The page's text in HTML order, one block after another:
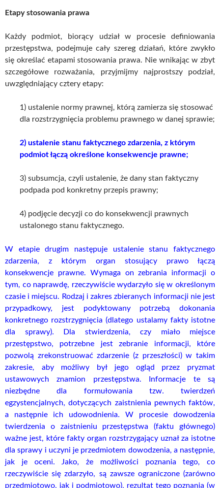
Etapy stosowania prawa
Każdy podmiot, biorący udział w procesie definiowania
przestępstwa, podejmuje cały szereg działań, które zwykło
się określać etapami stosowania prawa. Nie wnikając w zbyt
szczegółowe rozważania, przyjmijmy najprostszy podział,
uwzględniający cztery etapy:
1) ustalenie normy prawnej, którą zamierza się stosować
dla rozstrzygnięcia problemu prawnego w danej sprawie;
2) ustalenie stanu faktycznego zdarzenia, z którym
podmiot łączą określone konsekwencje prawne;
3) subsumcja, czyli ustalenie, że dany stan faktyczny
podpada pod konkretny przepis prawny;
4) podjęcie decyzji co do konsekwencji prawnych
ustalonego stanu faktycznego.
W etapie drugim następuje ustalenie stanu faktycznego
zdarzenia, z którym organ stosujący prawo łączą
konsekwencje prawne. Wymaga on zebrania informacji o
tym, co naprawdę, rzeczywiście wydarzyło się w określonym
czasie i miejscu. Rodzaj i zakres zbieranych informacji nie jest
przypadkowy, jest podyktowany potrzebą dokonania
konkretnego rozstrzygnięcia (dlatego ustalamy fakty istotne
dla sprawy). Dla stwierdzenia, czy miało miejsce
przestępstwo, potrzebne jest zebranie informacji, które
pozwolą zrekonstruować zdarzenie (z przeszłości) w takim
zakresie, aby możliwy był jego ogląd przez pryzmat
ustawowych znamion przestępstwa. Informacje te są
niezbędne dla formułowania tzw. twierdzeń
egzystencjalnych, dotyczących zaistnienia pewnych faktów,
a następnie ich udowodnienia. W procesie dowodzenia
twierdzenia o zaistnieniu przestępstwa (faktu głównego)
ważne jest, które fakty organ rozstrzygający uznał za istotne
dla sprawy i uczyni je przedmiotem dowodzenia, a następnie,
jak je oceni. Jako, że możliwości poznania tego, co
rzeczywiście się zdarzyło, są zawsze ograniczone (zarówno
przedmiotowo, jak i podmiotowo), rezultat tego poznania (w